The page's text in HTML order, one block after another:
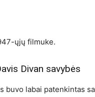
ųjų filmuke.
Divan savybės
buvo labai patenkintas